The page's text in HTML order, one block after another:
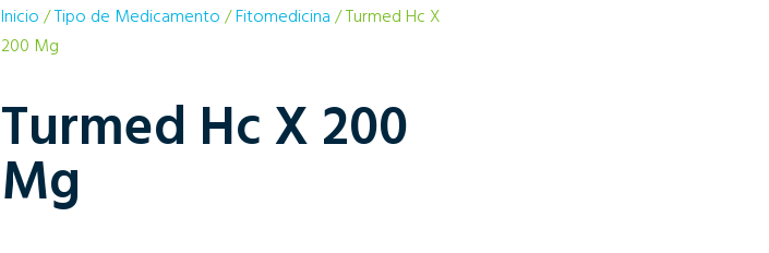
Inicio/Tipo de Medicamento/Fitomedicina/ Turmed Hc X
200 Mg
Turmed Hc X 200
Mg